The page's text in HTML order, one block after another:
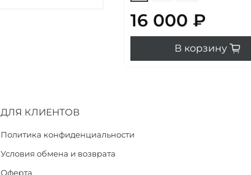
16 000 ₽
В корзину
ДЛЯ КЛИЕНТОВ
Политика конфиденциальности
Условия обмена и возврата
Оферта